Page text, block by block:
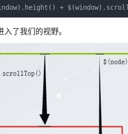
了我们的视野。